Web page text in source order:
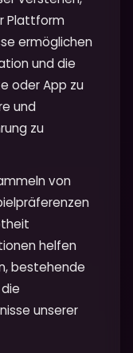
Plattform
ermöglichen
und die
oder App zu
und
zu
von
helfen
bestehende
unserer